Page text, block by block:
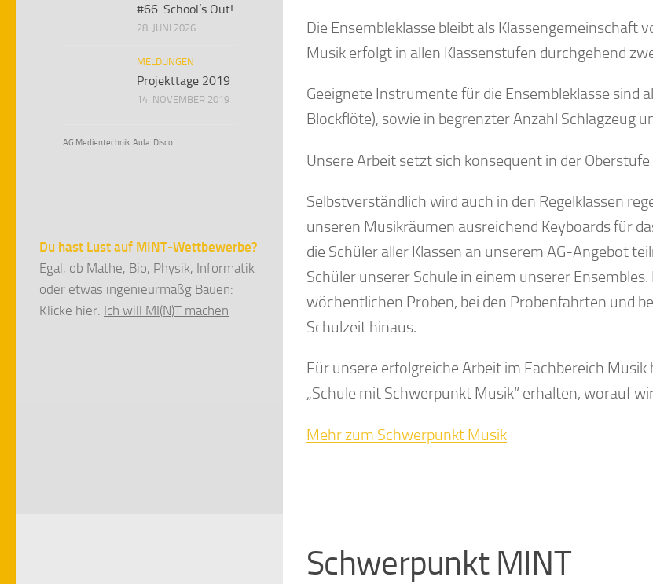
Die Ensembleklasse bleibt als Klassengemeinschaft
Musik erfolgt in allen Klassenstufen durchgehend
Geeignete Instrumente für die Ensembleklasse
Blockflöte), sowie in begrenzter Anzahl Schlagzeug
Unsere Arbeit setzt sich konsequent in der
Selbstverständlich wird auch in den Regelklassen
unseren Musikräumen ausreichend Keyboards für
die Schüler aller Klassen an unserem AG-Angebot
Schüler unserer Schule in einem unserer
wöchentlichen Proben, bei den Probenfahrten und
Schulzeit hinaus.
Für unsere erfolgreiche Arbeit im Fachbereich
„Schule mit Schwerpunkt Musik“ erhalten, worauf
Mehr zum Schwerpunkt Musik
Schwerpunkt MINT
#66: School’s Out!
28. JUNI 2026
MELDUNGEN
Projekttage 2019
14. NOVEMBER 2019
AG Medientechnik Aula Disco
Du hast Lust auf MINT-Wettbewerbe?
Egal, ob Mathe, Bio, Physik, Informatik
oder etwas ingenieurmäßg Bauen:
Klicke hier: Ich will MI(N)T machen